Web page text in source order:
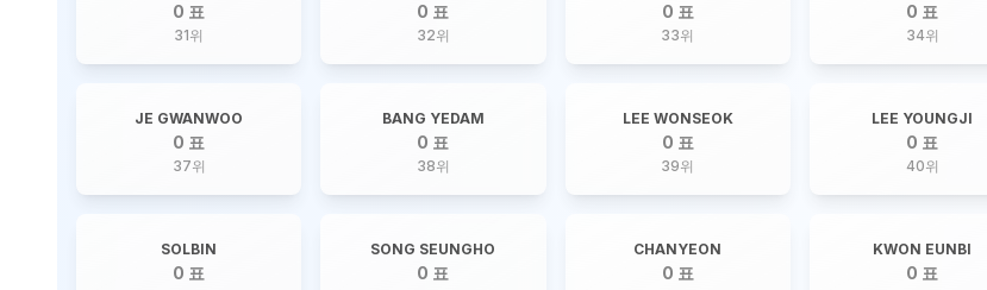
0 표
31위
0 표
32위
0 표
33위
0 표
34위
JE GWANWOO
0 표
37위
BANG YEDAM
0 표
38위
LEE WONSEOK
0 표
39위
LEE YOUNGJI
0 표
40위
SOLBIN
0 표
SONG SEUNGHO
0 표
CHANYEON
0 표
KWON EUNBI
0 표